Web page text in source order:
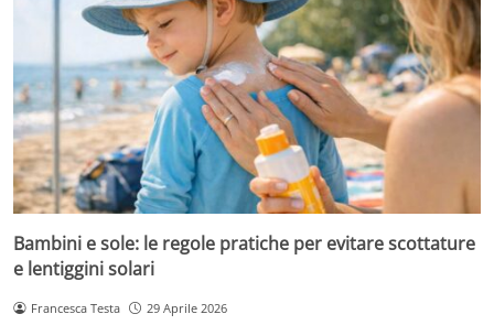
Bambini e sole: le regole pratiche per evitare scottature
e lentiggini solari
Francesca Testa 29 Aprile 2026